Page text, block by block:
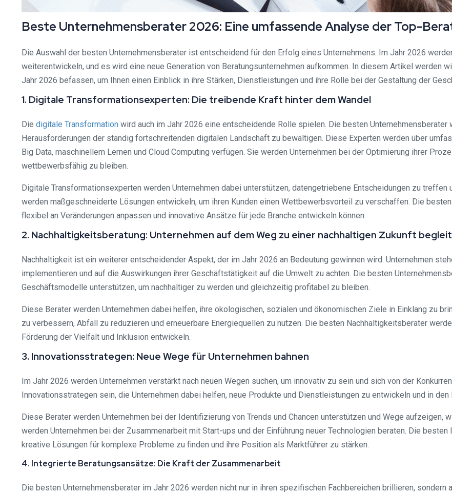
Beste Unternehmensberater 2026: Eine umfassende Analyse der Top-
Die Auswahl der besten Unternehmensberater ist entscheidend für den Erfolg eines Unternehmens. Im Jahr 2026
weiterentwickeln, und es wird eine neue Generation von Beratungsunternehmen aufkommen. In diesem Artikel werden
Jahr 2026 befassen, um Ihnen einen Einblick in ihre Stärken, Dienstleistungen und ihre Rolle bei der Gestaltung der
1. Digitale Transformationsexperten: Die treibende Kraft hinter dem Wandel
Die digitale Transformation wird auch im Jahr 2026 eine entscheidende Rolle spielen. Die besten Unternehmensberater
Herausforderungen der ständig fortschreitenden digitalen Landschaft zu bewältigen. Diese Experten werden über
Big Data, maschinellem Lernen und Cloud Computing verfügen. Sie werden Unternehmen bei der Optimierung ihrer
wettbewerbsfähig zu bleiben.
Digitale Transformationsexperten werden Unternehmen dabei unterstützen, datengetriebene Entscheidungen zu
werden maßgeschneiderte Lösungen entwickeln, um ihren Kunden einen Wettbewerbsvorteil zu verschaffen. Die
flexibel an Veränderungen anpassen und innovative Ansätze für jede Branche entwickeln können.
2. Nachhaltigkeitsberatung: Unternehmen auf dem Weg zu einer nachhaltigen Zukunft
Nachhaltigkeit ist ein weiterer entscheidender Aspekt, der im Jahr 2026 an Bedeutung gewinnen wird. Unternehmen
implementieren und auf die Auswirkungen ihrer Geschäftstätigkeit auf die Umwelt zu achten. Die besten
Geschäftsmodelle unterstützen, um nachhaltiger zu werden und gleichzeitig profitabel zu bleiben.
Diese Berater werden Unternehmen dabei helfen, ihre ökologischen, sozialen und ökonomischen Ziele in Einklang zu
zu verbessern, Abfall zu reduzieren und erneuerbare Energiequellen zu nutzen. Die besten Nachhaltigkeitsberater
Förderung der Vielfalt und Inklusion entwickeln.
3. Innovationsstrategen: Neue Wege für Unternehmen bahnen
Im Jahr 2026 werden Unternehmen verstärkt nach neuen Wegen suchen, um innovativ zu sein und sich von der
Innovationsstrategen sein, die Unternehmen dabei helfen, neue Produkte und Dienstleistungen zu entwickeln und in den
Diese Berater werden Unternehmen bei der Identifizierung von Trends und Chancen unterstützen und Wege
werden Unternehmen bei der Zusammenarbeit mit Start-ups und der Einführung neuer Technologien beraten. Die
kreative Lösungen für komplexe Probleme zu finden und ihre Position als Marktführer zu stärken.
4. Integrierte Beratungsansätze: Die Kraft der Zusammenarbeit
Die besten Unternehmensberater im Jahr 2026 werden nicht nur in ihren spezifischen Fachbereichen brillieren, sondern